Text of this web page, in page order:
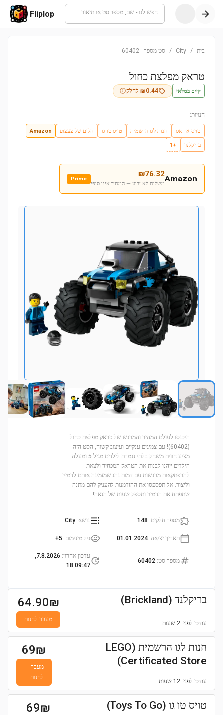
חפש לגו - שם, מספר סט או תיאור Fliplop
בית /
City
/ סט מספר -
60402
טראק מפלצת כחול
קיים במלאי ₪0.44 לחלק
חנויות:
טויס אר אס חנות לגו הרשמית טויס טו גו חלום של צעצוע
Amazon
בריקלנד
+1
Amazon
₪76.32
משלוח לא ידוע — המחיר אינו סופי
Prime
היכנסו לעולם המהיר והמרגש של טראק מפלצת כחול
(60402)! עם צמיגים ענקיים ועיצוב קשוח, הסט הזה
מציע חווית משחק בלתי נגמרת לילדים מגיל 5 ומעלה.
הילדים ייהנו לבנות את הטראק המפחיד ולצאת
להרפתקאות מרגשות עם דמות נהג שמזמינה אותם לדמיין
וליצור. אל תפספסו את ההזדמנות להעניק להם מתנה
שתפתח את הדמיון ותספק שעות של הנאה!
מספר חלקים:
148 נושא:
City
תאריך יציאה:
01.01.2024 גיל מינימום:
5+
מספר סט:
60402
עדכון אחרון:
7.8.2026,
18:09:47
בריקלנד (Brickland)
עודכן לפני: 2 שעות
64.90₪
מעבר לחנות
חנות לגו הרשמית (LEGO
Certificated Store)
עודכן לפני: 12 שעות
69₪
מעבר
לחנות
טויס טו גו (Toys To Go) 69₪